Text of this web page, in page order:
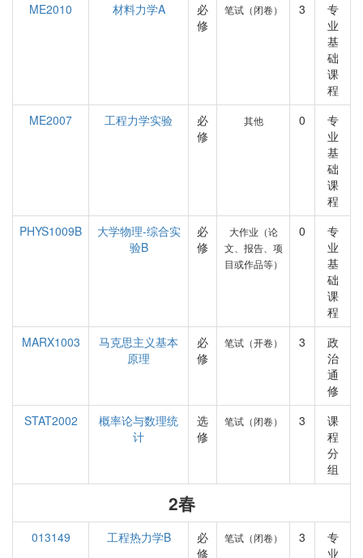
ME2010
材料力学A
必
修
笔试（闭卷） 3
专
业
基
础
课
程
ME2007
工程力学实验
必
修
其他 0
专
业
基
础
课
程
PHYS1009B
大学物理-综合实
验B
必
修
大作业（论
文、报告、项
目或作品等）
0
专
业
基
础
课
程
MARX1003
马克思主义基本
原理
必
修
笔试（开卷） 3
政
治
通
修
STAT2002
概率论与数理统
计
选
修
笔试（闭卷） 3
课
程
分
组
2春
013149 工程热力学B
必
修
笔试（闭卷） 3
专
业